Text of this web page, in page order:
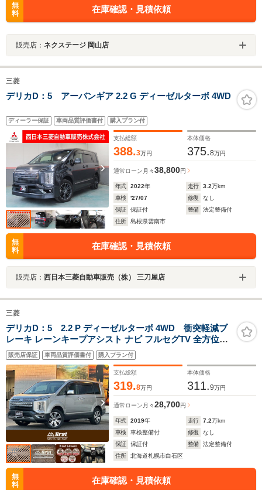
無
料
在庫確認・見積依頼
販売店： ネクステージ 岡山店
三菱
デリカD：5 アーバンギア 2.2 G ディーゼルターボ 4WD
ディーラー保証 車両品質評価書付 購入プラン付
支払総額
388.3万円
本体価格
375.8万円
通常ローン 月々38,800円
年式 2022年 走行 3.2万km
車検
'27/07 修復
なし
保証
保証付 整備
法定整備付
住所
島根県雲南市
無
料
在庫確認・見積依頼
販売店： 西日本三菱自動車販売（株） 三刀屋店
三菱
デリカD：5 2.2 P ディーゼルターボ 4WD 衝突軽減ブ
レーキ レーンキープアシスト ナビ フルセグTV 全方位カ
メラ フリップダウンモニター ビルトインETC 両側電動ス
ライドドア パワーバックドア シートヒーター スマートキ
ー
販売店保証 車両品質評価書付 購入プラン付
支払総額
319.8万円
本体価格
311.9万円
通常ローン 月々28,700円
年式 2019年 走行 7.2万km
車検
車検整備付 修復
なし
保証
保証付 整備
法定整備付
住所
北海道札幌市白石区
無
料
在庫確認・見積依頼